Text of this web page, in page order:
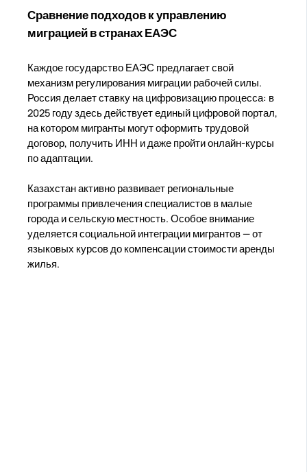
Сравнение подходов к управлению
миграцией в странах ЕАЭС
Каждое государство ЕАЭС предлагает свой
механизм регулирования миграции рабочей силы.
Россия делает ставку на цифровизацию процесса: в
2025 году здесь действует единый цифровой портал,
на котором мигранты могут оформить трудовой
договор, получить ИНН и даже пройти онлайн-курсы
по адаптации.
Казахстан активно развивает региональные
программы привлечения специалистов в малые
города и сельскую местность. Особое внимание
уделяется социальной интеграции мигрантов — от
языковых курсов до компенсации стоимости аренды
жилья.